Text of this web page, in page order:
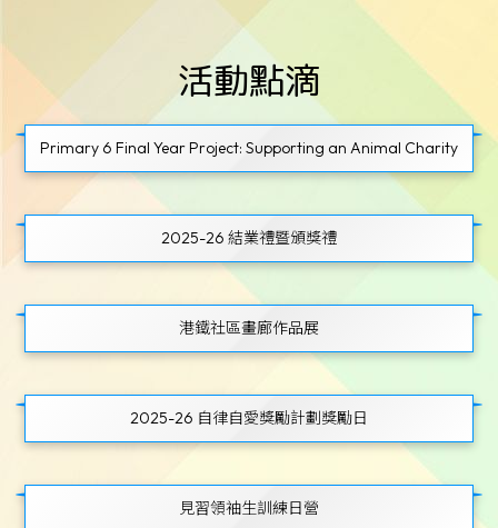
校園全景遊
STEAM 教育
價值教育
活動點滴
Primary 6 Final Year Project: Supporting an Animal Charity
2025-26 結業禮暨頒獎禮
港鐵社區畫廊作品展
2025-26 自律自愛獎勵計劃獎勵日
見習領袖生訓練日營